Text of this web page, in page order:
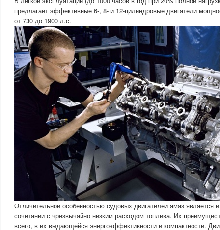
предлагает эффективные 6-, 8- и 12-цилиндровые двигатели
от 730 до 1900 л.с.
Отличительной особенностью судовых двигателей ямаз является
сочетании с чрезвычайно низким расходом топлива. Их
всего, в их выдающейся энергоэффективности и компактности.